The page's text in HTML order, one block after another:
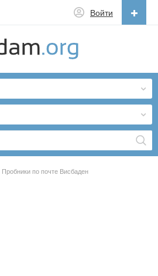
Войти
Пробники по почте Висбаден